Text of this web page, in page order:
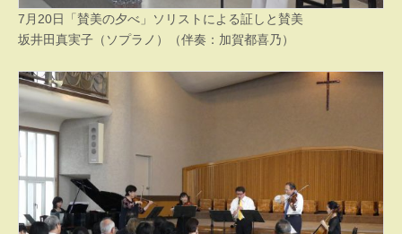
7月20日「賛美の夕べ」ソリストによる証しと賛美
坂井田真実子（ソプラノ）（伴奏：加賀都喜乃）